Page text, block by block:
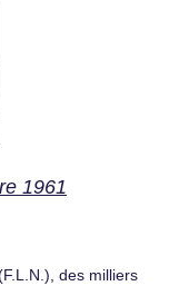
1961
des milliers